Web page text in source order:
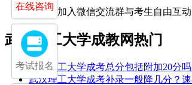
扫一扫加入微信交流群与考生自由互
武汉理工大学成教网热门
武汉理工大学成考总分包括附加20分
武汉理工大学成考补录一般降几分？
在线咨询
考试报名